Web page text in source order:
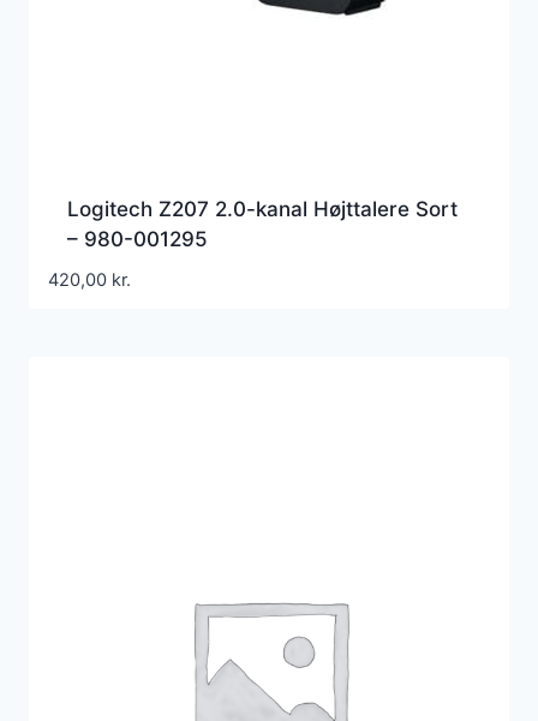
Logitech Z207 2.0-kanal Højttalere Sort
– 980-001295
420,00 kr.